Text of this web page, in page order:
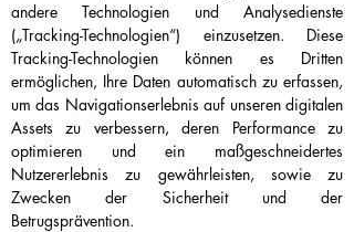
andere Technologien und Analysedienste
(„Tracking-Technologien“) einzusetzen. Diese
Tracking-Technologien können es Dritten
ermöglichen, Ihre Daten automatisch zu erfassen,
um das Navigationserlebnis auf unseren digitalen
Assets zu verbessern, deren Performance zu
optimieren und ein maßgeschneidertes
Nutzererlebnis zu gewährleisten, sowie zu
Zwecken der Sicherheit und der
Betrugsprävention.